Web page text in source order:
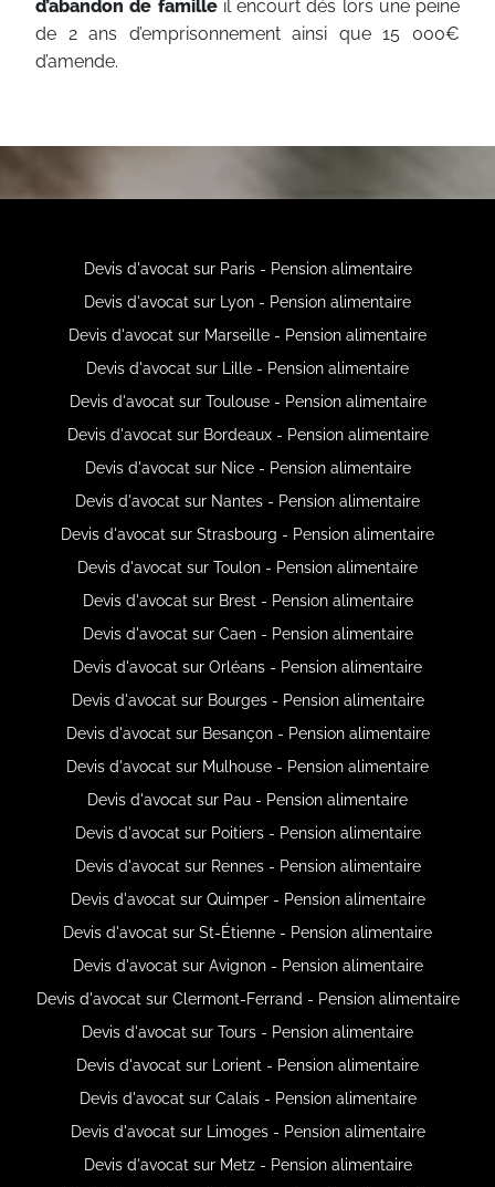
d’abandon de familleil encourt dés lors une peine
de 2 ans d’emprisonnement ainsi que 15 000€
d’amende.
Devis d'avocat sur Paris - Pension alimentaire
Devis d'avocat sur Lyon - Pension alimentaire
Devis d'avocat sur Marseille - Pension alimentaire
Devis d'avocat sur Lille - Pension alimentaire
Devis d'avocat sur Toulouse - Pension alimentaire
Devis d'avocat sur Bordeaux - Pension alimentaire
Devis d'avocat sur Nice - Pension alimentaire
Devis d'avocat sur Nantes - Pension alimentaire
Devis d'avocat sur Strasbourg - Pension alimentaire
Devis d'avocat sur Toulon - Pension alimentaire
Devis d'avocat sur Brest - Pension alimentaire
Devis d'avocat sur Caen - Pension alimentaire
Devis d'avocat sur Orléans - Pension alimentaire
Devis d'avocat sur Bourges - Pension alimentaire
Devis d'avocat sur Besançon - Pension alimentaire
Devis d'avocat sur Mulhouse - Pension alimentaire
Devis d'avocat sur Pau - Pension alimentaire
Devis d'avocat sur Poitiers - Pension alimentaire
Devis d'avocat sur Rennes - Pension alimentaire
Devis d'avocat sur Quimper - Pension alimentaire
Devis d'avocat sur St-Étienne - Pension alimentaire
Devis d'avocat sur Avignon - Pension alimentaire
Devis d'avocat sur Clermont-Ferrand - Pension alimentaire
Devis d'avocat sur Tours - Pension alimentaire
Devis d'avocat sur Lorient - Pension alimentaire
Devis d'avocat sur Calais - Pension alimentaire
Devis d'avocat sur Limoges - Pension alimentaire
Devis d'avocat sur Metz - Pension alimentaire